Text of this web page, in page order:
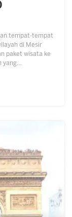
tempat-tempat
di Mesir
paket wisata ke
yang…